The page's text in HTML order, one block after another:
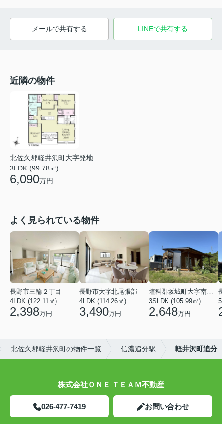
メールで共有する LINEで共有する
近隣の物件
北佐久郡軽井沢町大字発地
3LDK (99.78㎡)
6,090万円
よく見られている物件
長野市三輪２丁目
4LDK (122.11㎡)
2,398万円
長野市大字北尾張部
4LDK (114.26㎡)
3,490万円
3SLDK (105.99㎡)
2,648万円
北佐久郡軽井沢町の物件一覧 信濃追分駅 軽井沢町追分
株式会社ＯＮＥ ＴＥＡＭ不動産
026-477-7419 お問い合わせ